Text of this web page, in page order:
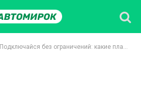
Подключайся без ограничений: какие планшеты поддерживают 5G и почему это важно?